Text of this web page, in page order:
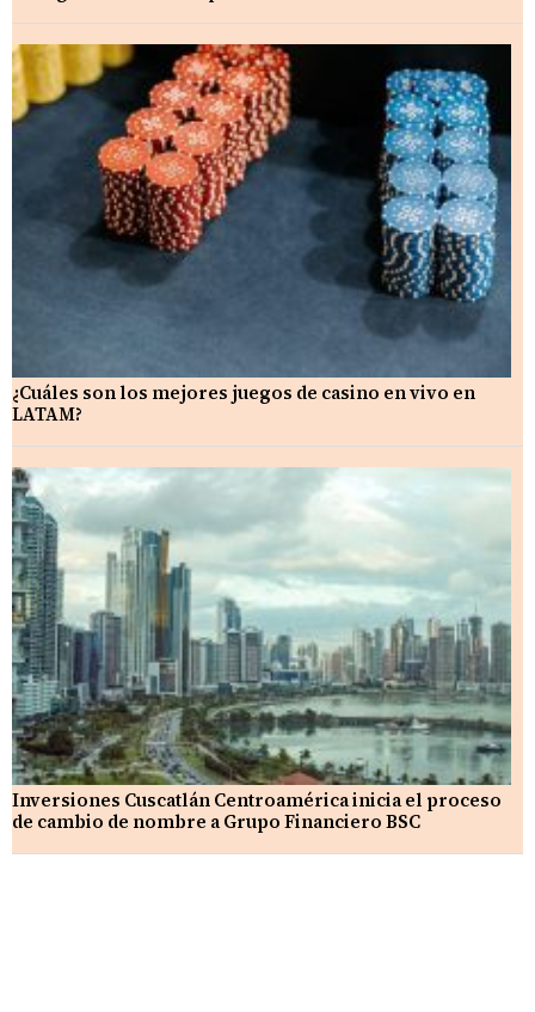
¿Cuáles son los mejores juegos de casino en vivo en
LATAM?
Inversiones Cuscatlán Centroamérica inicia el proceso
de cambio de nombre a Grupo Financiero BSC